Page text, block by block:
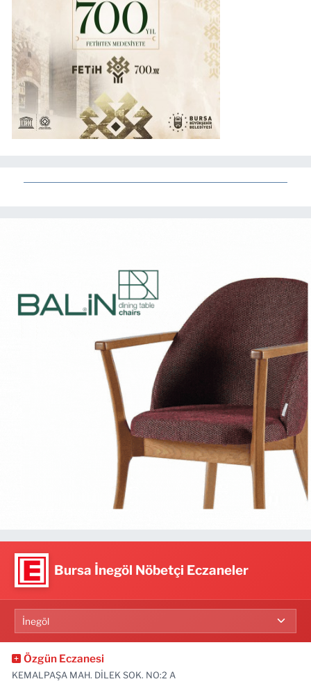
Bursa İnegöl Nöbetçi Eczaneler
Özgün Eczanesi
KEMALPAŞA MAH. DİLEK SOK. NO:2 A